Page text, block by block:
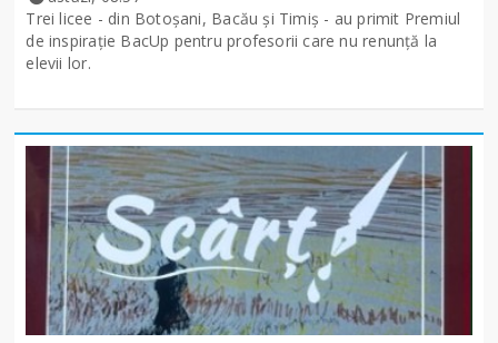
Trei licee - din Botoșani, Bacău și Timiș - au primit Premiul
de inspirație BacUp pentru profesorii care nu renunță la
elevii lor.